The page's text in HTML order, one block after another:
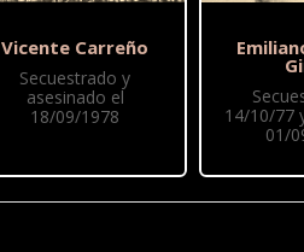
Vicente Carreño
Secuestrado y
asesinado el
18/09/1978
14/10/77
01/